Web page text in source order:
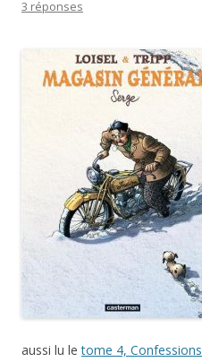
3 réponses
aussi lu letome 4, Confessions